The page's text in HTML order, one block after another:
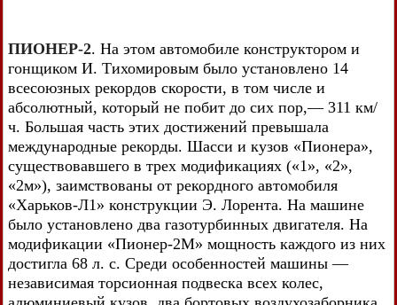
ПИОНЕР-2. На этом автомобиле конструктором и
гонщиком И. Тихомировым было установлено 14
всесоюзных рекордов скорости, в том числе и
абсолютный, который не побит до сих пор,— 311 км/
ч. Большая часть этих достижений превышала
международные рекорды. Шасси и кузов «Пионера»,
существовавшего в трех модификациях («1», «2»,
«2м»), заимствованы от рекордного автомобиля
«Харьков-Л1» конструкции Э. Лорента. На машине
было установлено два газотурбинных двигателя. На
модификации «Пионер-2М» мощность каждого из них
достигла 68 л. с. Среди особенностей машины —
независимая торсионная подвеска всех колес,